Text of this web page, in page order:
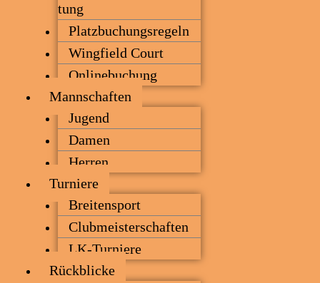
tung
Platz­bu­chungs­re­geln
Wing­field Court
Online­bu­chung
Mann­schaf­ten
Jugend
Damen
Her­ren
Tur­nie­re
Brei­ten­sport
Club­meis­ter­schaf­ten
LK-Tur­nie­re
Rück­bli­cke